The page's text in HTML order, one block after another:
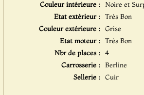
Couleur intérieure : Noire et
Etat extérieur : Très Bon
Couleur extérieure : Grise
Etat moteur : Très Bon
Nbr de places : 4
Carrosserie : Berline
Sellerie : Cuir